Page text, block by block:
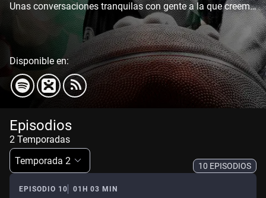
Unas conversaciones tranquilas con gente a la que creemos conocer, pero de la que solo conocemos una pequeña parte.
Disponible en:
Episodios
2 Temporadas
Temporada 2
10 EPISODIOS
EPISODIO 10 01H 03 MIN